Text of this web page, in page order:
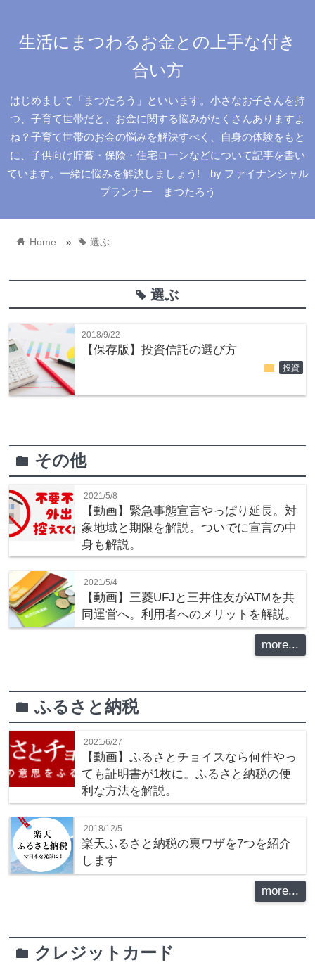
生活にまつわるお金との上手な付き
合い方
はじめまして「まつたろう」といいます。小さなお子さんを持
つ、子育て世帯だと、お金に関する悩みがたくさんありますよ
ね？子育て世帯のお金の悩みを解決すべく、自身の体験をもと
に、子供向け貯蓄・保険・住宅ローンなどについて記事を書い
ています。一緒に悩みを解決しましょう! by ファイナンシャル
プランナー まつたろう
home Home » tag選ぶ
tag 選ぶ
2018/9/22
【保存版】投資信託の選び方
folder 投資
folder その他
2021/5/8
【動画】緊急事態宣言やっぱり延長。対
象地域と期限を解説。ついでに宣言の中
身も解説。
2021/5/4
【動画】三菱UFJと三井住友がATMを共
同運営へ。利用者へのメリットを解説。
more...
folderふるさと納税
2021/6/27
【動画】ふるさとチョイスなら何件やっ
ても証明書が1枚に。ふるさと納税の便
利な方法を解説。
2018/12/5
楽天ふるさと納税の裏ワザを7つを紹介
します
more...
folder クレジットカード